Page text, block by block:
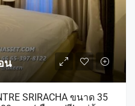
น
SRIRACHA ขนาด 35